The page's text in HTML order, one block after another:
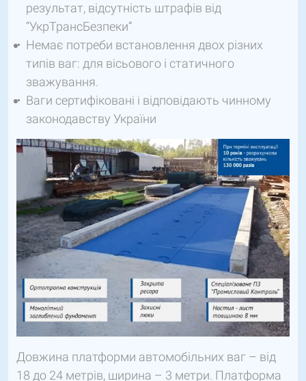
результат, відсутність штрафів від
“УкрТрансБезпеки”
Немає потреби встановлення двох різних
типів ваг: для вісьового і статичного
зважування.
Ваги сертифіковані і відповідають чинному
законодавству України
Довжина платформи автомобільних ваг – від
18 до 24 метрів, ширина – 3 метри. Платформа